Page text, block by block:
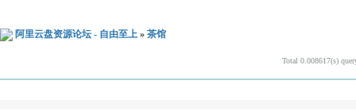
阿里云盘资源论坛 - 自由至上 » 茶馆
Total 0.008617(s)